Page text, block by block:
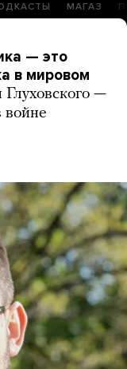
МАГАЗ
— это
в мировом
—
войне